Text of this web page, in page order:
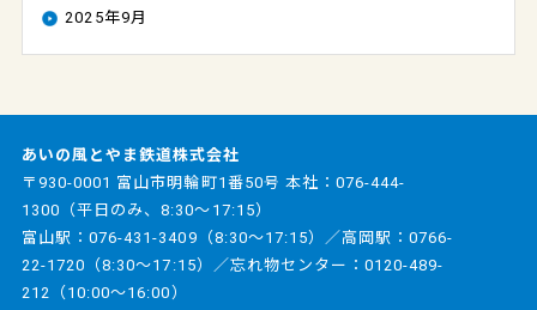
2025年9月
あいの風とやま鉄道株式会社
〒930-0001 富山市明輪町1番50号 本社： 076-444-
1300 （平日のみ、8:30～17:15）
富山駅：076-431-3409 （8:30～17:15）／高岡駅：0766-
22-1720 （8:30～17:15）／忘れ物センター：0120-489-
212 （10:00～16:00）